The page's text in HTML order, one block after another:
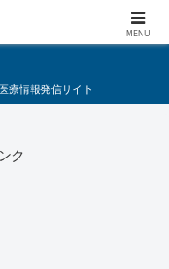
施策要綱
療情報発信サイト
ク
MENU